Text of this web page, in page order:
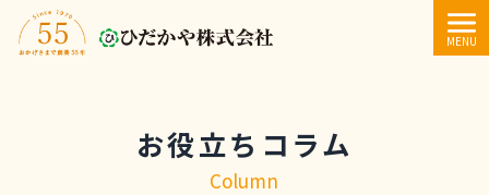
内容をスキップ
MENU
お役立ちコラム
Column